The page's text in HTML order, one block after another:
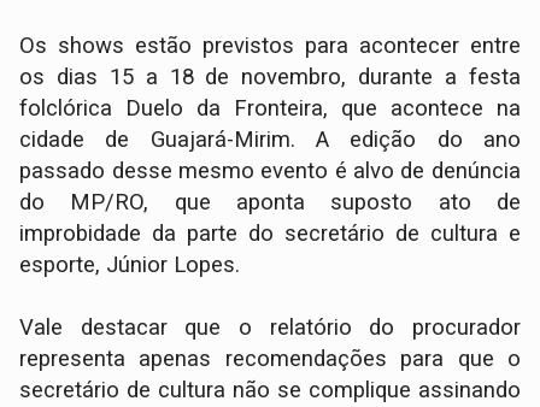
Os shows estão previstos para acontecer entre
os dias 15 a 18 de novembro, durante a festa
folclórica Duelo da Fronteira, que acontece na
cidade de Guajará-Mirim. A edição do ano
passado desse mesmo evento é alvo de denúncia
do MP/RO, que aponta suposto ato de
improbidade da parte do secretário de cultura e
esporte, Júnior Lopes.
Vale destacar que o relatório do procurador
representa apenas recomendações para que o
secretário de cultura não se complique assinando